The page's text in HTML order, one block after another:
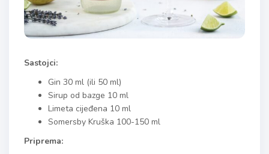
Sastojci:
Gin 30 ml (ili 50 ml)
Sirup od bazge 10 ml
Limeta cijeđena 10 ml
Somersby Kruška 100-150 ml
Priprema: